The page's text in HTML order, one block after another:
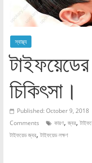
স্বাস্থ্য
চিকিৎসা।
Published: October 9, 2018
Comments
কারণ, জ্বর,
টাইফয়েড জ্বর,টাইফয়েড লক্ষণ